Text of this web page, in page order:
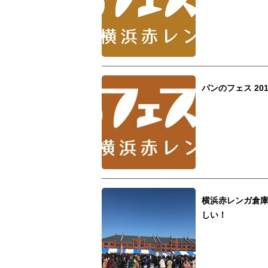
パンのフェス
横浜赤レンガ倉
しい！